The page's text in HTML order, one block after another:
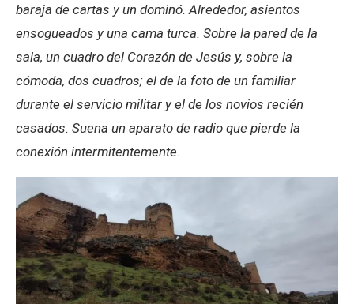
baraja de cartas y un dominó. Alrededor, asientos
ensogueados y una cama turca. Sobre la pared de la
sala, un cuadro del Corazón de Jesús y, sobre la
cómoda, dos cuadros; el de la foto de un familiar
durante el servicio militar y el de los novios recién
casados. Suena un aparato de radio que pierde la
conexión intermitentemente.